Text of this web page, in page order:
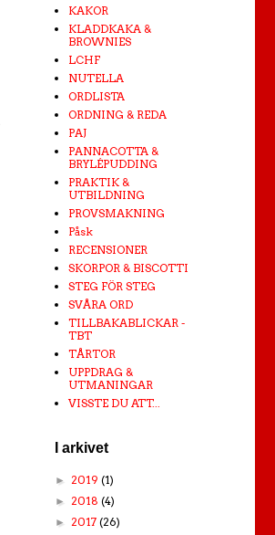
KAKOR
KLADDKAKA &
BROWNIES
LCHF
NUTELLA
ORDLISTA
ORDNING & REDA
PAJ
PANNACOTTA &
BRYLÉPUDDING
PRAKTIK &
UTBILDNING
PROVSMAKNING
Påsk
RECENSIONER
SKORPOR & BISCOTTI
STEG FÖR STEG
SVÅRA ORD
TILLBAKABLICKAR -
TBT
TÅRTOR
UPPDRAG &
UTMANINGAR
VISSTE DU ATT...
I arkivet
► 2019 (1)
► 2018 (4)
► 2017 (26)